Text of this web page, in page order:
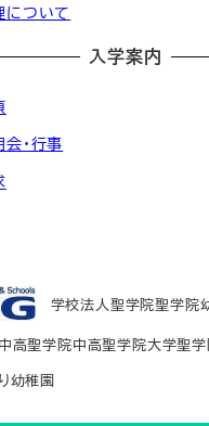
について
入学案内
・行事
学校法人聖学院聖学院
高聖学院中高聖学院大学聖
幼稚園